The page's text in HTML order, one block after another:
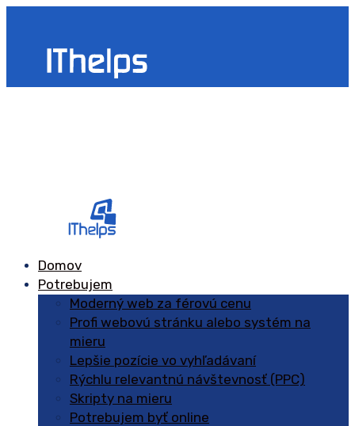
Domov
Potrebujem
Moderný web za férovú cenu
Profi webovú stránku alebo systém na
mieru
Lepšie pozície vo vyhľadávaní
Rýchlu relevantnú návštevnosť (PPC)
Skripty na mieru
Potrebujem byť online